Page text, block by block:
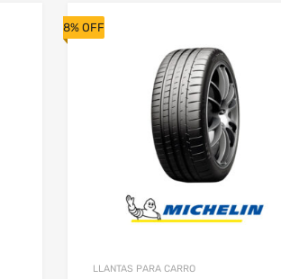
8% OFF
LLANTAS PARA CARRO